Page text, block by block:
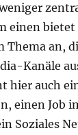
einen bietet
Thema an,
Kanäle
hier auch
einen Job
Soziales